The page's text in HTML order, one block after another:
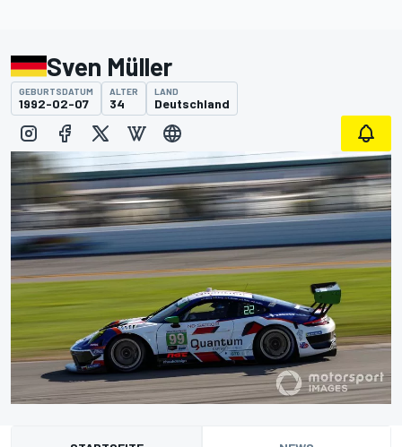
Sven Müller
GEBURTSDATUM
1992-02-07
ALTER
34
LAND
Deutschland